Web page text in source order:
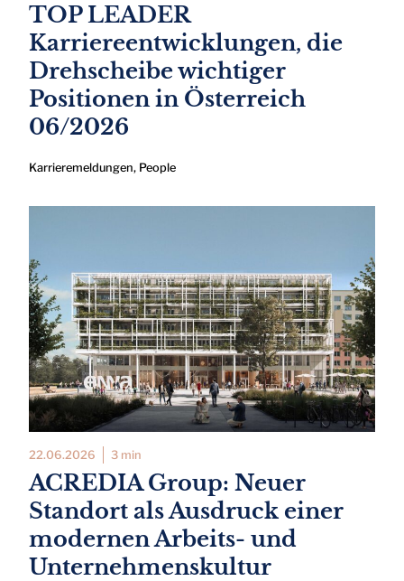
TOP LEADER
Karriereentwicklungen, die
Drehscheibe wichtiger
Positionen in Österreich
06/2026
Karrieremeldungen, People
22.06.2026 3 min
ACREDIA Group: Neuer
Standort als Ausdruck einer
modernen Arbeits- und
Unternehmenskultur